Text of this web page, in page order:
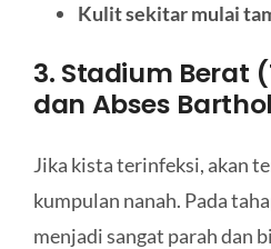
Kulit sekitar mulai
3. Stadium Berat
dan Abses
Jika kista terinfeksi, akan
kumpulan nanah. Pada
menjadi sangat parah dan